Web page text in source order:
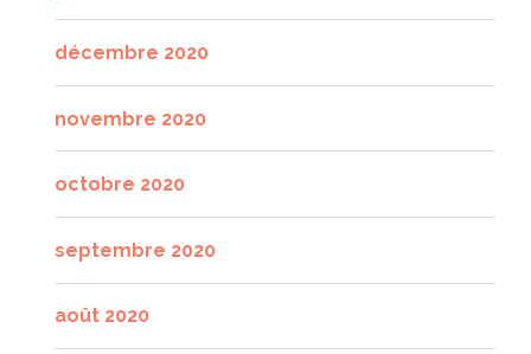
décembre 2020
novembre 2020
octobre 2020
septembre 2020
août 2020